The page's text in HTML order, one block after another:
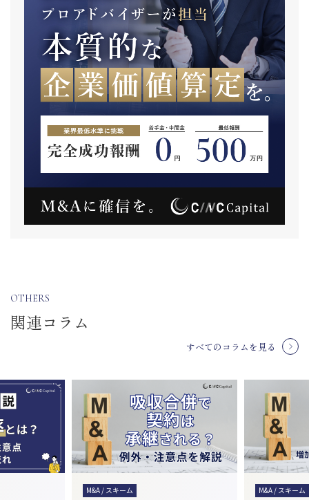
OTHERS
関連コラム
すべてのコラムを見る
M&A / スキーム M&A / スキーム